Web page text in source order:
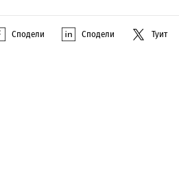
Сподели Сподели Туит